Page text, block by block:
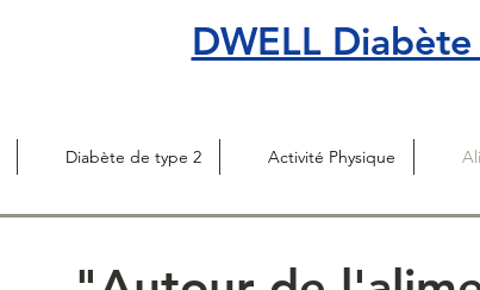
DWELL Diabète
Diabète de type 2 Activité Physique